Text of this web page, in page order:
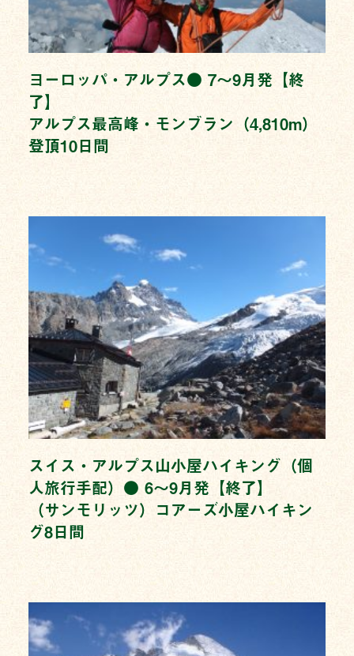
ヨーロッパ・アルプス● 7〜9月発【終
了】
アルプス最高峰・モンブラン（4,810m）
登頂10日間
スイス・アルプス山小屋ハイキング（個
人旅行手配）● 6〜9月発【終了】
（サンモリッツ）コアーズ小屋ハイキン
グ8日間